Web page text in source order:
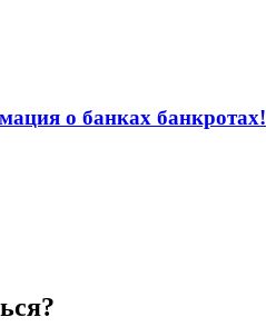
о банках банкротах!